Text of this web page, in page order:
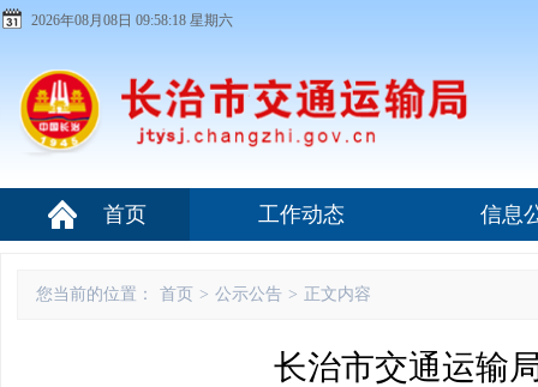
2026年08月08日 09:58:18 星期六
首页 工作动态 信息
您当前的位置： 首页 > 公示公告 > 正文内容
长治市交通运输